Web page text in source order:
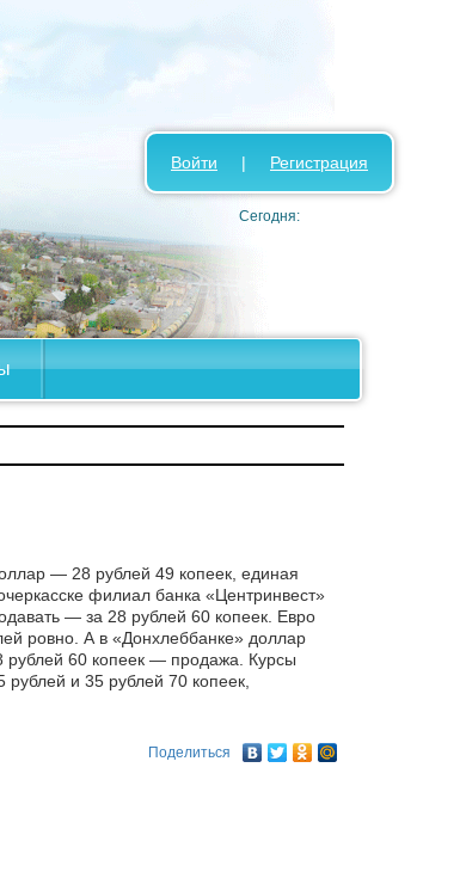
Войти | Регистрация
Сегодня:
— 28 рублей 49 копеек, единая
филиал банка «Центринвест»
— за 28 рублей 60 копеек. Евро
ровно. А в «Донхлеббанке» доллар
рублей 60 копеек — продажа. Курсы
и 35 рублей 70 копеек,
Поделиться